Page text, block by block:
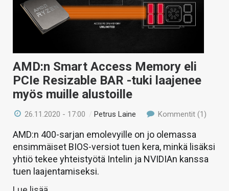
AMD:n Smart Access Memory eli
PCIe Resizable BAR -tuki laajenee
myös muille alustoille
26.11.2020 - 17:00 /Petrus Laine Kommentit (1)
AMD:n 400-sarjan emolevyille on jo olemassa
ensimmäiset BIOS-versiot tuen kera, minkä lisäksi
yhtiö tekee yhteistyötä Intelin ja NVIDIAn kanssa
tuen laajentamiseksi.